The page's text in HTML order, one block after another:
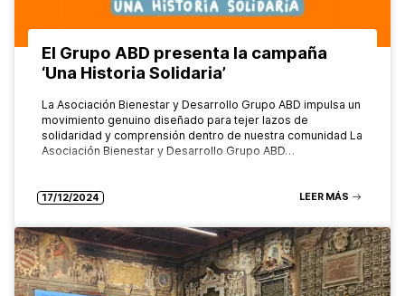
El Grupo ABD presenta la campaña
‘Una Historia Solidaria’
La Asociación Bienestar y Desarrollo Grupo ABD impulsa un
movimiento genuino diseñado para tejer lazos de
solidaridad y comprensión dentro de nuestra comunidad La
Asociación Bienestar y Desarrollo Grupo ABD…
17/12/2024 LEER MÁS